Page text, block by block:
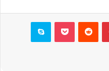
بينتيريست بوكيت سكايب